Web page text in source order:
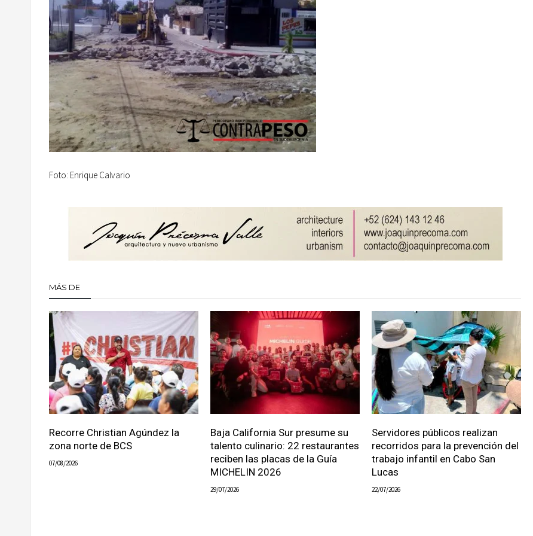
Foto: Enrique Calvario
MÁS DE
Recorre Christian Agúndez la
zona norte de BCS
07/08/2026
Baja California Sur presume su
talento culinario: 22 restaurantes
reciben las placas de la Guía
MICHELIN 2026
29/07/2026
Servidores públicos realizan
recorridos para la prevención del
trabajo infantil en Cabo San
Lucas
22/07/2026